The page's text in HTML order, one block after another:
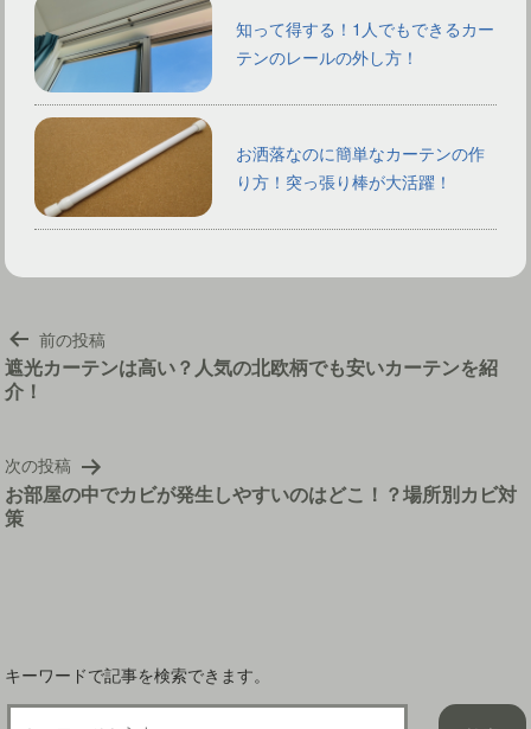
知って得する！1人でもできるカー
テンのレールの外し方！
お洒落なのに簡単なカーテンの作
り方！突っ張り棒が大活躍！
投
稿
ナ
ゲ
ー
シ
ョ
前の投稿
遮光カーテンは高い？人気の北欧柄でも安いカーテンを紹
介！
次の投稿
お部屋の中でカビが発生しやすいのはどこ！？場所別カビ対
策
キーワードで記事を検索できます。